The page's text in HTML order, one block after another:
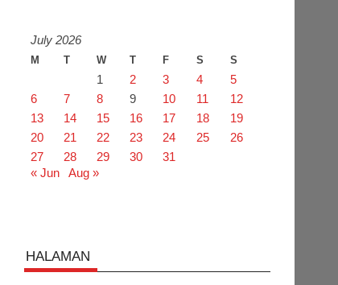
July 2026
M T W T F S S
1 2 3 4
5
6
7 8 9 10 11
12
13
14 15 16 17 18
19
20
21 22 23 24 25
26
27
28 29 30
31
« Jun
Aug »
HALAMAN